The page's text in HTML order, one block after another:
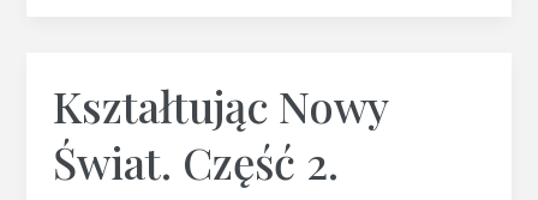
Kształtując Nowy
Świat. Część 2.
Kształtując
Nowy
Świat.
Część